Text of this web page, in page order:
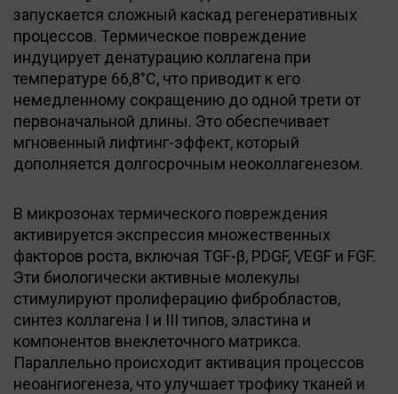
запускается сложный каскад регенеративных
процессов. Термическое повреждение
индуцирует денатурацию коллагена при
температуре 66,8°C, что приводит к его
немедленному сокращению до одной трети от
первоначальной длины. Это обеспечивает
мгновенный лифтинг-эффект, который
дополняется долгосрочным неоколлагенезом.
В микрозонах термического повреждения
активируется экспрессия множественных
факторов роста, включая TGF-β, PDGF, VEGF и FGF.
Эти биологически активные молекулы
стимулируют пролиферацию фибробластов,
синтез коллагена I и III типов, эластина и
компонентов внеклеточного матрикса.
Параллельно происходит активация процессов
неоангиогенеза, что улучшает трофику тканей и